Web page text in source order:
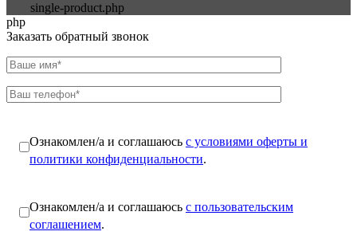
single-product.php
php
Заказать обратный звонок
Ознакомлен/а и соглашаюсь с условиями оферты и
политики конфиденциальности.
Ознакомлен/а и соглашаюсь с пользовательским
соглашением.